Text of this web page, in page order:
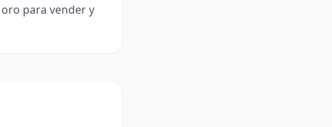
para vender y